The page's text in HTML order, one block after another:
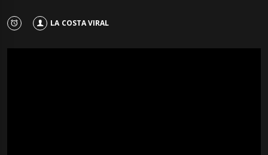
LA COSTA VIRAL